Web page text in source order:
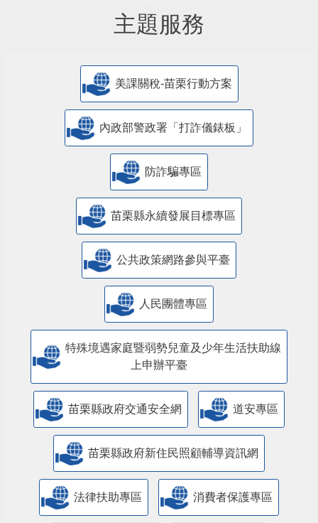
主題服務
美課關稅-苗栗行動方案
內政部警政署「打詐儀錶板」
防詐騙專區
苗栗縣永續發展目標專區
公共政策網路參與平臺
人民團體專區
特殊境遇家庭暨弱勢兒童及少年生活扶助線
上申辦平臺
苗栗縣政府交通安全網 道安專區
苗栗縣政府新住民照顧輔導資訊網
法律扶助專區 消費者保護專區